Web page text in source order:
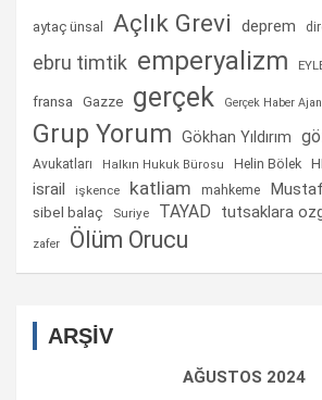
aytaç ünsal Açlık Grevi deprem
ebru timtik emperyalizm
fransa Gazze gerçek Gerçek Haber
Grup Yorum Gökhan Yıldırım
Avukatları
Halkın Hukuk Bürosu Helin Bölek
israil işkence katliam mahkeme
sibel balaç Suriye TAYAD tutsaklara
zafer Ölüm Orucu
ARŞİV
AĞUSTOS 2024